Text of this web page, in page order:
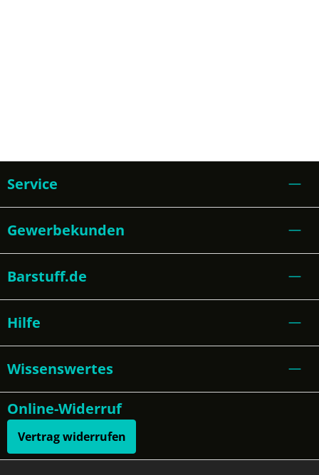
Service
Gewerbekunden
Barstuff.de
Hilfe
Wissenswertes
Online-Widerruf
Vertrag widerrufen